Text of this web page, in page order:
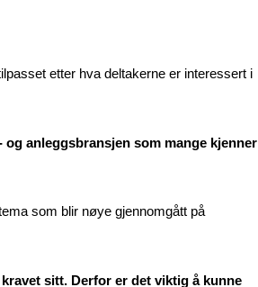
etter hva deltakerne er interessert i
anleggsbransjen som mange kjenner
som blir nøye gjennomgått på
sitt. Derfor er det viktig å kunne